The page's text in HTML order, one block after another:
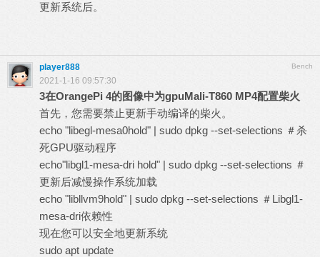
更新系统后。
Bench
player888
2021-1-16 09:57:30
3在OrangePi 4的图像中为gpuMali-T860 MP4配置柴火
首先，您需要禁止更新手动编译的柴火。
echo "libegl-mesa0hold" | sudo dpkg --set-selections ＃杀
死GPU驱动程序
echo"libgl1-mesa-dri hold" | sudo dpkg --set-selections ＃
更新后减慢操作系统加载
echo "libllvm9hold" | sudo dpkg --set-selections ＃Libgl1-
mesa-dri依赖性
现在您可以安全地更新系统
sudo apt update